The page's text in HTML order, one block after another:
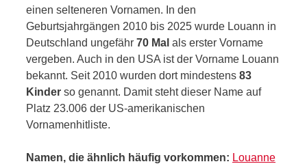
einen selteneren Vornamen. In den
Geburtsjahrgängen 2010 bis 2025 wurde Louann in
Deutschland ungefähr 70 Mal als erster Vorname
vergeben. Auch in den USA ist der Vorname Louann
bekannt. Seit 2010 wurden dort mindestens 83
Kinder so genannt. Damit steht dieser Name auf
Platz 23.006 der US-amerikanischen
Vornamenhitliste.
Namen, die ähnlich häufig vorkommen: Louanne